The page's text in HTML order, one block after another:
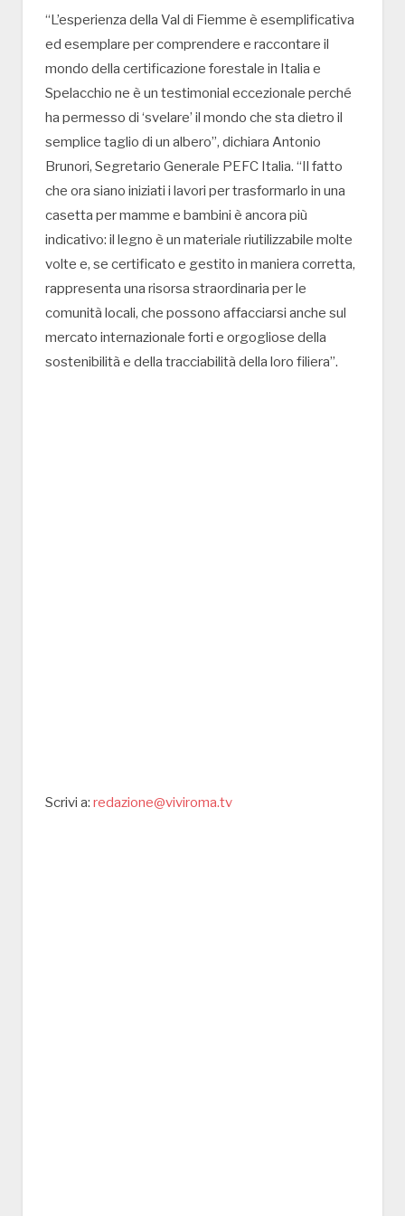
“L’esperienza della Val di Fiemme è esemplificativa
ed esemplare per comprendere e raccontare il
mondo della certificazione forestale in Italia e
Spelacchio ne è un testimonial eccezionale perché
ha permesso di ‘svelare’ il mondo che sta dietro il
semplice taglio di un albero”, dichiara Antonio
Brunori, Segretario Generale PEFC Italia. “Il fatto
che ora siano iniziati i lavori per trasformarlo in una
casetta per mamme e bambini è ancora più
indicativo: il legno è un materiale riutilizzabile molte
volte e, se certificato e gestito in maniera corretta,
rappresenta una risorsa straordinaria per le
comunità locali, che possono affacciarsi anche sul
mercato internazionale forti e orgogliose della
sostenibilità e della tracciabilità della loro filiera”.
Scrivi a: redazione@viviroma.tv